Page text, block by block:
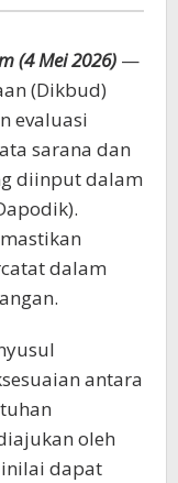
(4 Mei 2026) —
(Dikbud)
evaluasi
sarana dan
diinput dalam
dalam
antara
oleh
dapat